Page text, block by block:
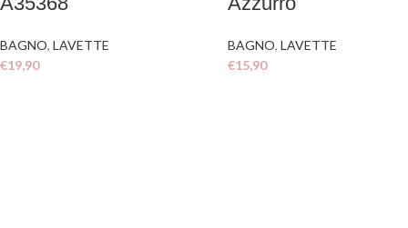
BAGNO, LAVETTE
€19,90
BAGNO, LAVETTE
€15,90